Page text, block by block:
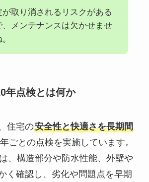
が取り消されるリスクがある
、メンテナンスは欠かせませ
年点検とは何か
住宅の安全性と快適さを長期間
ごとの点検を実施しています。
、構造部分や防水性能、外壁や
く確認し、劣化や問題点を早期